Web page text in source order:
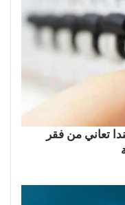
تعاني من فقر